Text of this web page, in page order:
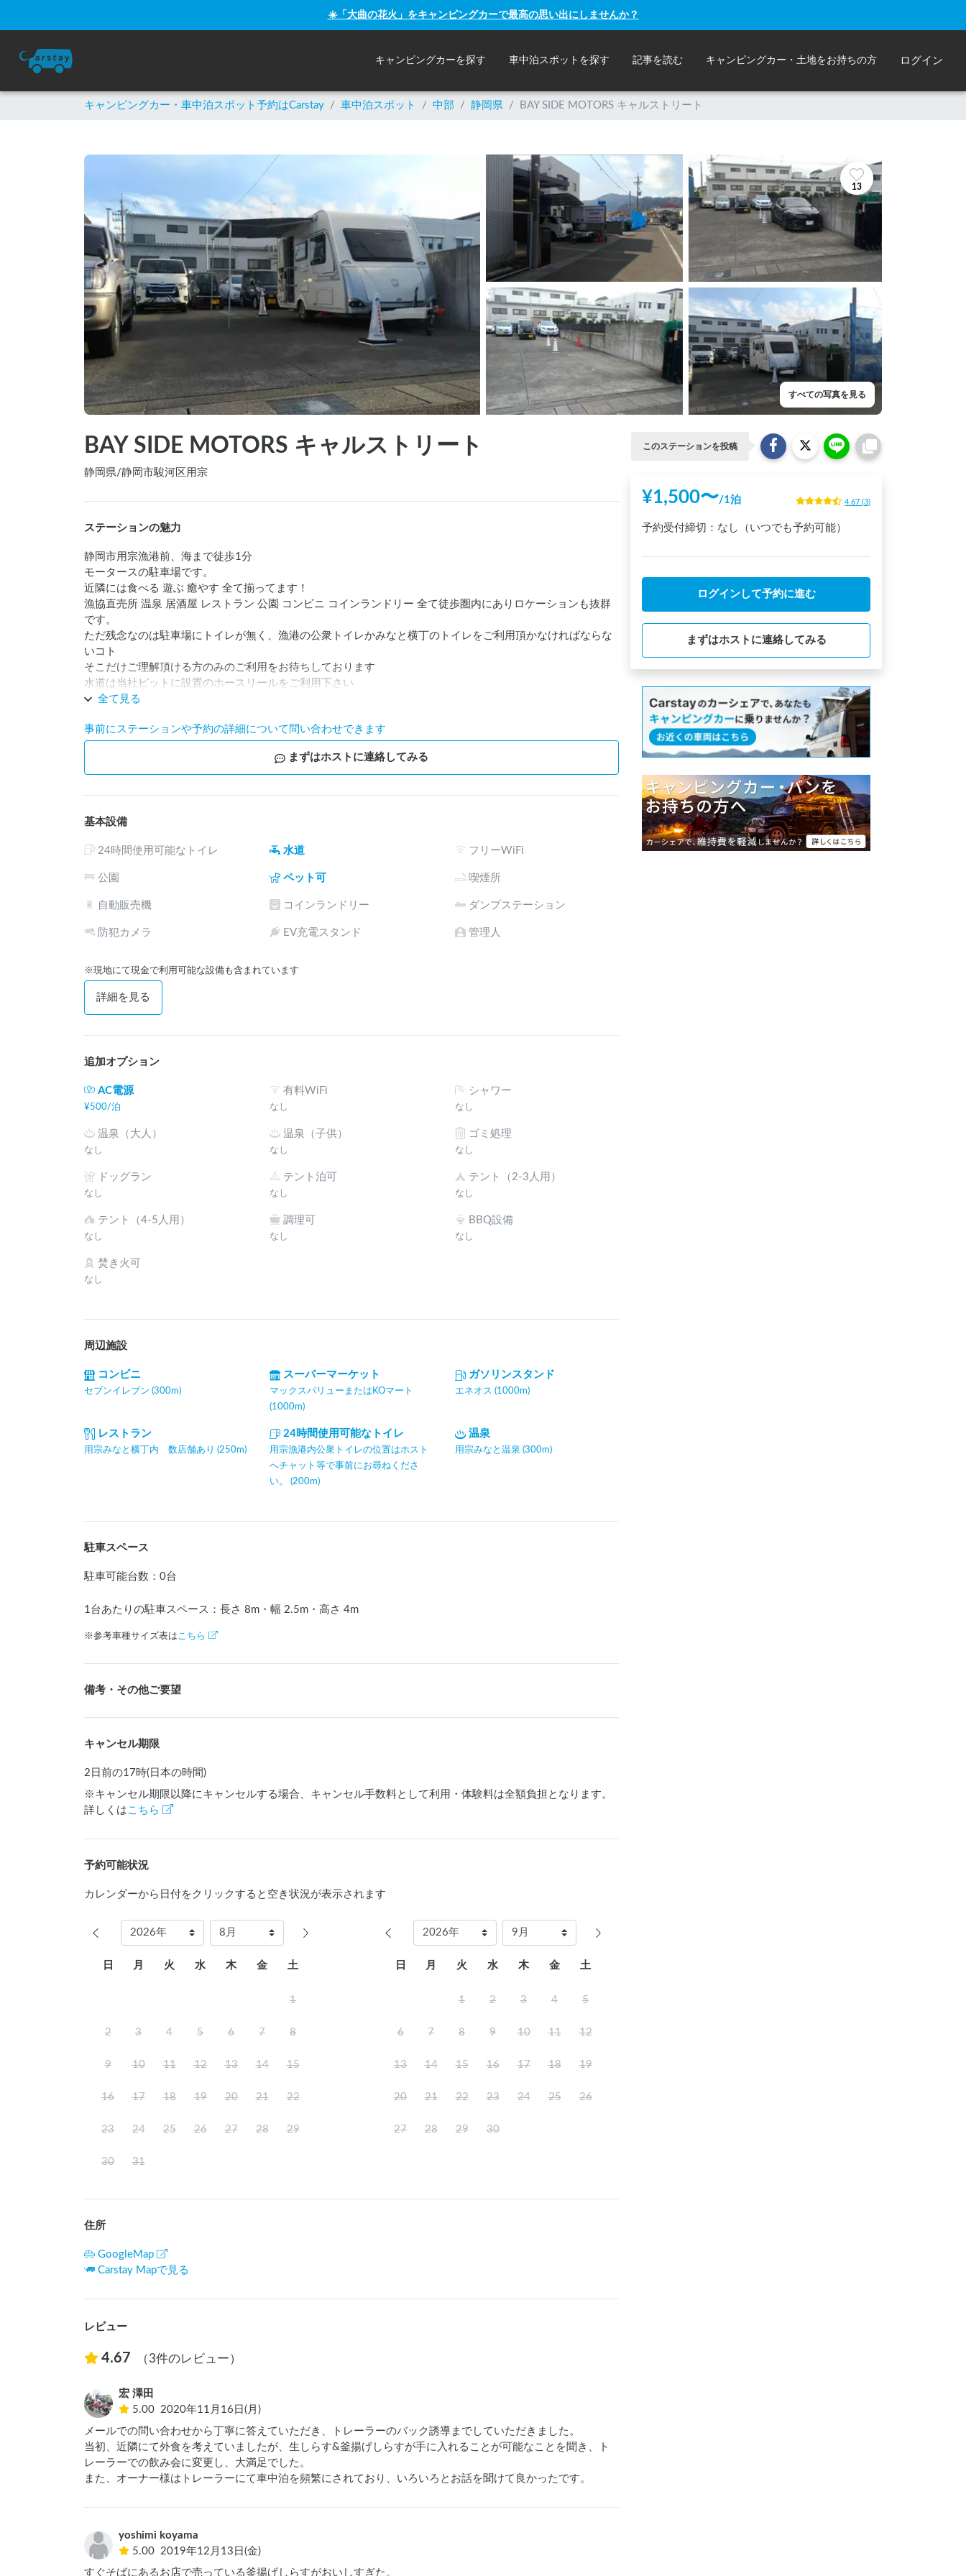
☀️「大曲の花火」をキャンピングカーで最高の思い出にしませんか？
キャンピングカーを探す 車中泊スポットを探す 記事を読む キャンピングカー・土地をお持ちの方 ログイン
キャンピングカー・車中泊スポット予約はCarstay / 車中泊スポット / 中部 / 静岡県 / BAY SIDE MOTORS キャルストリート
13
すべての写真を見る
BAY SIDE MOTORS キャルストリート
静岡県/静岡市駿河区用宗
ステーションの魅力
静岡市用宗漁港前、海まで徒歩1分
モータースの駐車場です。
近隣には食べる 遊ぶ 癒やす 全て揃ってます！
漁協直売所 温泉 居酒屋 レストラン 公園 コンビニ コインランドリー 全て徒歩圏内にありロケーションも抜群
です。
ただ残念なのは駐車場にトイレが無く、漁港の公衆トイレかみなと横丁のトイレをご利用頂かなければならな
いコト
そこだけご理解頂ける方のみのご利用をお待ちしております
水道は当社ピットに設置のホースリールをご利用下さい
全て見る
事前にステーションや予約の詳細について問い合わせできます
まずはホストに連絡してみる
基本設備
24時間使用可能なトイレ 水道 フリーWiFi
公園 ペット可 喫煙所
自動販売機 コインランドリー ダンプステーション
防犯カメラ EV充電スタンド 管理人
※現地にて現金で利用可能な設備も含まれています
詳細を見る
追加オプション
AC電源
¥500/泊
有料WiFi
なし
シャワー
なし
温泉（大人）
なし
温泉（子供）
なし
ゴミ処理
なし
ドッグラン
なし
テント泊可
なし
テント（2-3人用）
なし
テント（4-5人用）
なし
調理可
なし
BBQ設備
なし
焚き火可
なし
周辺施設
コンビニ
セブンイレブン (300m)
スーパーマーケット
マックスバリューまたはKOマート
(1000m)
ガソリンスタンド
エネオス (1000m)
レストラン
用宗みなと横丁内 数店舗あり (250m)
24時間使用可能なトイレ
用宗漁港内公衆トイレの位置はホスト
へチャット等で事前にお尋ねくださ
い。 (200m)
温泉
用宗みなと温泉 (300m)
駐車スペース
駐車可能台数 ： 0台
1台あたりの駐車スペース：長さ 8m ・幅 2.5m ・高さ 4m
※参考車種サイズ表はこちら
備考・その他ご要望
キャンセル期限
2日前の17時(日本の時間)
※キャンセル期限以降にキャンセルする場合、キャンセル手数料として利用・体験料は全額負担となります。
詳しくは こちら
予約可能状況
カレンダーから日付をクリックすると空き状況が表示されます
日 月 火 水 木 金 土
1
2 3 4 5 6 7 8
9 10 11 12 13 14 15
16 17 18 19 20 21 22
23 24 25 26 27 28 29
30 31
日 月 火 水 木 金 土
1 2 3 4 5
6 7 8 9 10 11 12
13 14 15 16 17 18 19
20 21 22 23 24 25 26
27 28 29 30
住所
GoogleMap
Carstay Mapで見る
レビュー
4.67 （3件のレビュー）
宏 澤田
5.00 2020年11月16日(月)
メールでの問い合わせから丁寧に答えていただき、トレーラーのバック誘導までしていただきました。
当初、近隣にて外食を考えていましたが、生しらす&釜揚げしらすが手に入れることが可能なことを聞き、ト
レーラーでの飲み会に変更し、大満足でした。
また、オーナー様はトレーラーにて車中泊を頻繁にされており、いろいろとお話を聞けて良かったです。
yoshimi koyama
5.00 2019年12月13日(金)
すぐそばにあるお店で売っている釜揚げしらすがおいしすぎた。
このステーションを投稿
¥1,500〜/1泊 4.67 (3)
予約受付締切： なし（いつでも予約可能）
ログインして予約に進む
まずはホストに連絡してみる